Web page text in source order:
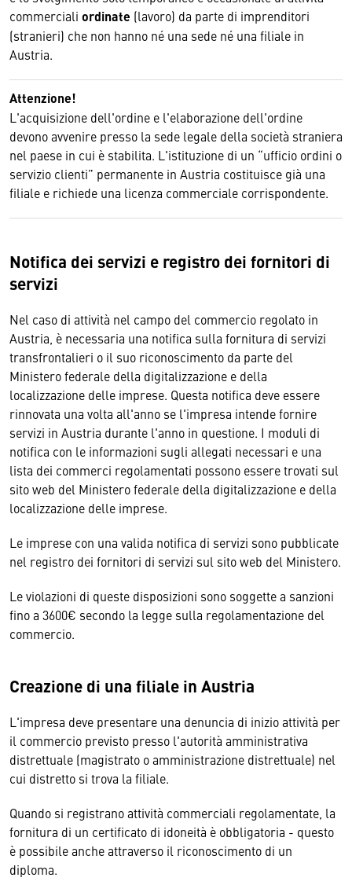
commerciali ordinate (lavoro) da parte di imprenditori
(stranieri) che non hanno né una sede né una filiale in
Austria.
Attenzione!
L'acquisizione dell'ordine e l'elaborazione dell'ordine
devono avvenire presso la sede legale della società straniera
nel paese in cui è stabilita. L'istituzione di un “ufficio ordini o
servizio clienti” permanente in Austria costituisce già una
filiale e richiede una licenza commerciale corrispondente.
Notifica dei servizi e registro dei fornitori di
servizi
Nel caso di attività nel campo del commercio regolato in
Austria, è necessaria una notifica sulla fornitura di servizi
transfrontalieri o il suo riconoscimento da parte del
Ministero federale della digitalizzazione e della
localizzazione delle imprese. Questa notifica deve essere
rinnovata una volta all'anno se l'impresa intende fornire
servizi in Austria durante l'anno in questione. I moduli di
notifica con le informazioni sugli allegati necessari e una
lista dei commerci regolamentati possono essere trovati sul
sito web del Ministero federale della digitalizzazione e della
localizzazione delle imprese.
Le imprese con una valida notifica di servizi sono pubblicate
nel registro dei fornitori di servizi sul sito web del Ministero.
Le violazioni di queste disposizioni sono soggette a sanzioni
fino a 3600€ secondo la legge sulla regolamentazione del
commercio.
Creazione di una filiale in Austria
L'impresa deve presentare una denuncia di inizio attività per
il commercio previsto presso l'autorità amministrativa
distrettuale (magistrato o amministrazione distrettuale) nel
cui distretto si trova la filiale.
Quando si registrano attività commerciali regolamentate, la
fornitura di un certificato di idoneità è obbligatoria - questo
è possibile anche attraverso il riconoscimento di un
diploma.